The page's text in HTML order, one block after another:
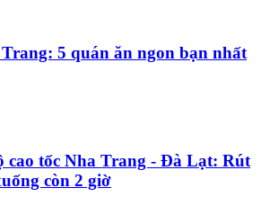
5 quán ăn ngon bạn nhất
cao tốc Nha Trang - Đà Lạt: Rút
còn 2 giờ